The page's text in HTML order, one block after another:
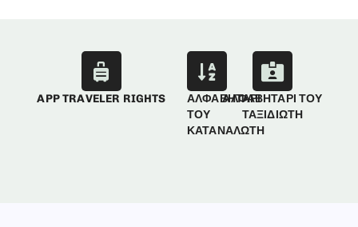
APP TRAVELER RIGHTS
ΑΛΦΑΒΗΤΑΡΙ
ΤΟΥ
ΚΑΤΑΝΑΛΩΤΗ
ΑΛΦΑΒΗΤΑΡΙ ΤΟΥ
ΤΑΞΙΔΙΩΤΗ